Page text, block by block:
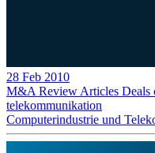
28 Feb 2010
M&A Review Articles Deals
telekommunikation
Computerindustrie und